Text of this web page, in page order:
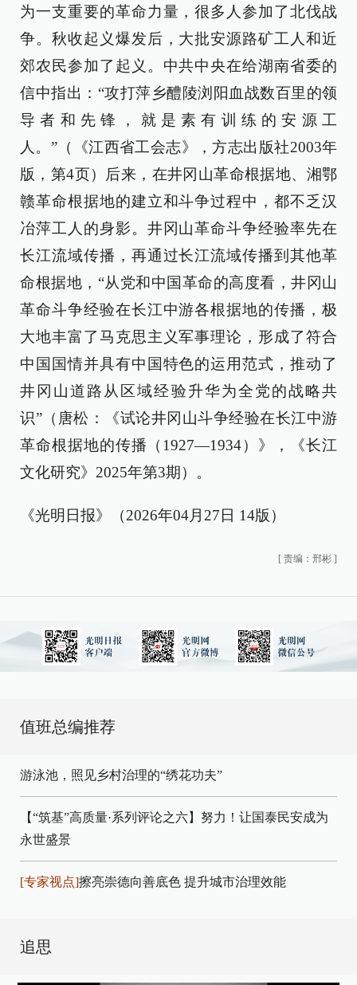
为一支重要的革命力量，很多人参加了北伐战
争。秋收起义爆发后，大批安源路矿工人和近
郊农民参加了起义。中共中央在给湖南省委的
信中指出：“攻打萍乡醴陵浏阳血战数百里的领
导者和先锋，就是素有训练的安源工
人。”（《江西省工会志》，方志出版社2003年
版，第4页）后来，在井冈山革命根据地、湘鄂
赣革命根据地的建立和斗争过程中，都不乏汉
冶萍工人的身影。井冈山革命斗争经验率先在
长江流域传播，再通过长江流域传播到其他革
命根据地，“从党和中国革命的高度看，井冈山
革命斗争经验在长江中游各根据地的传播，极
大地丰富了马克思主义军事理论，形成了符合
中国国情并具有中国特色的运用范式，推动了
井冈山道路从区域经验升华为全党的战略共
识”（唐松：《试论井冈山斗争经验在长江中游
革命根据地的传播（1927—1934）》，《长江
文化研究》2025年第3期）。
《光明日报》（2026年04月27日 14版）
[ 责编：邢彬 ]
值班总编推荐
游泳池，照见乡村治理的“绣花功夫”
【“筑基”高质量·系列评论之六】努力！让国泰民安成为
永世盛景
[专家视点]擦亮崇德向善底色 提升城市治理效能
追思